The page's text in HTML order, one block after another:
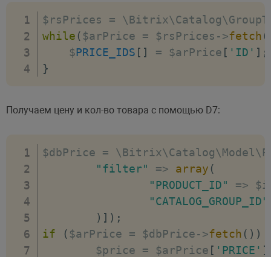
$rsPrices =
while ( $arPrice = $rsPrices ->fetch (
    $
PRICE_IDS [ ] = $arPrice [ 'ID' ] ;
}
Получаем цену и кол-во товара с помощью D7:
$dbPrice =
"filter"
=> array (
"PRODUCT_ID"
=>
"CATALOG_GROUP_ID"
) ] ) ;
if
( $arPrice = $dbPrice->fetch ( ) )
	$price
= $arPrice [ 'PRICE' ]